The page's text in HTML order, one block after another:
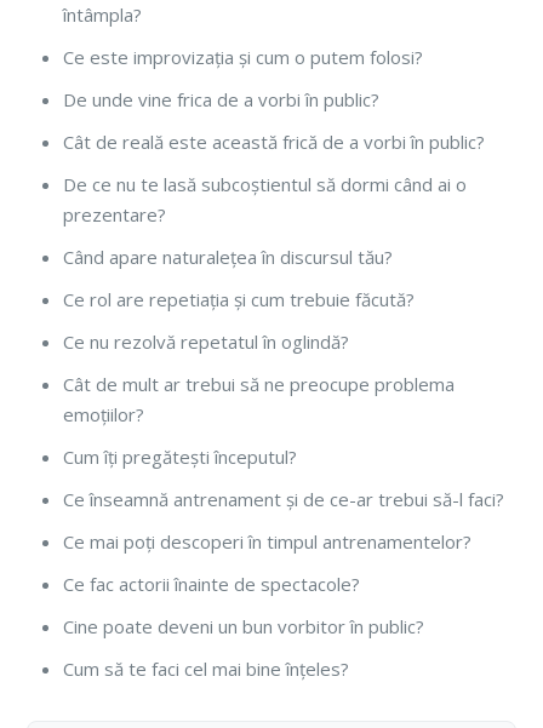
întâmpla?
Ce este improvizația și cum o putem folosi?
De unde vine frica de a vorbi în public?
Cât de reală este această frică de a vorbi în public?
De ce nu te lasă subcoștientul să dormi când ai o
prezentare?
Când apare naturalețea în discursul tău?
Ce rol are repetiația și cum trebuie făcută?
Ce nu rezolvă repetatul în oglindă?
Cât de mult ar trebui să ne preocupe problema
emoțiilor?
Cum îți pregătești începutul?
Ce înseamnă antrenament și de ce-ar trebui să-l faci?
Ce mai poți descoperi în timpul antrenamentelor?
Ce fac actorii înainte de spectacole?
Cine poate deveni un bun vorbitor în public?
Cum să te faci cel mai bine înțeles?